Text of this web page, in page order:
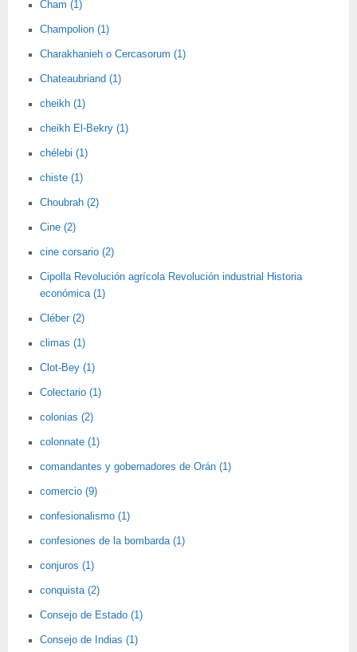
Cham (1)
Champolion (1)
Charakhanieh o Cercasorum (1)
Chateaubriand (1)
cheikh (1)
cheikh El-Bekry (1)
chélebi (1)
chiste (1)
Choubrah (2)
Cine (2)
cine corsario (2)
Cipolla Revolución agrícola Revolución industrial Historia
económica (1)
Cléber (2)
climas (1)
Clot-Bey (1)
Colectario (1)
colonias (2)
colonnate (1)
comandantes y gobernadores de Orán (1)
comercio (9)
confesionalismo (1)
confesiones de la bombarda (1)
conjuros (1)
conquista (2)
Consejo de Estado (1)
Consejo de Indias (1)